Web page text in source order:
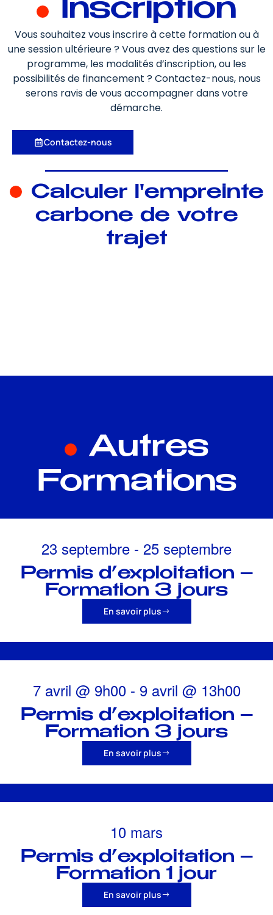
Inscription
Vous souhaitez vous inscrire à cette formation ou à
une session ultérieure ? Vous avez des questions sur le
programme, les modalités d’inscription, ou les
possibilités de financement ? Contactez-nous, nous
serons ravis de vous accompagner dans votre
démarche.
Contactez-nous
Calculer l'empreinte
carbone de votre
trajet
Autres
Formations
23 septembre - 25 septembre
Permis d’exploitation –
Formation 3 jours
En savoir plus
7 avril @ 9h00 - 9 avril @ 13h00
Permis d’exploitation –
Formation 3 jours
En savoir plus
10 mars
Permis d’exploitation –
Formation 1 jour
En savoir plus